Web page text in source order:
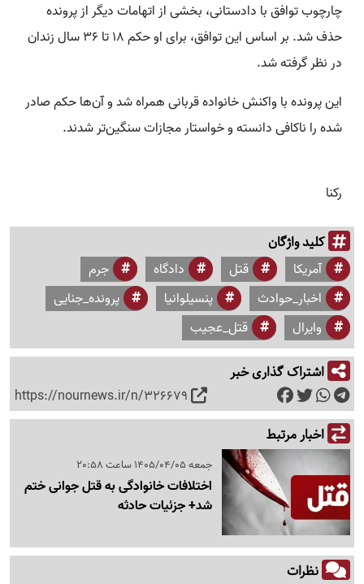
چارچوب توافق با دادستانی، بخشی از اتهامات دیگر از پرونده
حذف شد. بر اساس این توافق، برای او حکم ۱۸ تا ۳۶ سال زندان
در نظر گرفته شد.
این پرونده با واکنش خانواده قربانی همراه شد و آن‌ها حکم صادر
شده را ناکافی دانسته و خواستار مجازات سنگین‌تر شدند.
رکنا
کلید واژگان
آمریکا قتل دادگاه
جرم
اخبار_حوادث
پنسیلوانیا
پرونده_جنایی
وایرال
قتل_عجیب
اشتراک گذاری خبر
https://nournews.ir/n/326679
اخبار مرتبط
جمعه 1405/04/05 ساعت 20:58
اختلافات خانوادگی به قتل جوانی ختم
شد+ جزئیات حادثه
نظرات